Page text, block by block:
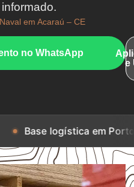
em Acaraú – CE
no WhatsApp
e
em Porto Alegre, RS